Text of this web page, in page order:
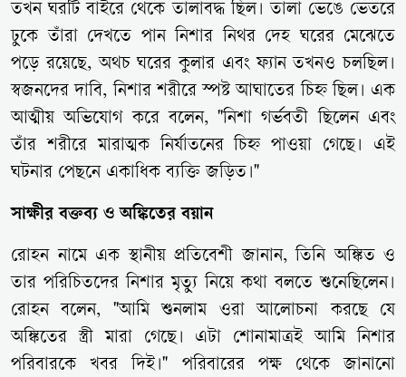
তখন ঘরটি বাইরে থেকে তালাবদ্ধ ছিল। তালা ভেঙে ভেতরে
ঢুকে তাঁরা দেখতে পান নিশার নিথর দেহ ঘরের মেঝেতে
পড়ে রয়েছে, অথচ ঘরের কুলার এবং ফ্যান তখনও চলছিল।
স্বজনদের দাবি, নিশার শরীরে স্পষ্ট আঘাতের চিহ্ন ছিল। এক
আত্মীয় অভিযোগ করে বলেন, "নিশা গর্ভবতী ছিলেন এবং
তাঁর শরীরে মারাত্মক নির্যাতনের চিহ্ন পাওয়া গেছে। এই
ঘটনার পেছনে একাধিক ব্যক্তি জড়িত।"
সাক্ষীর বক্তব্য ও অঙ্কিতের বয়ান
রোহন নামে এক স্থানীয় প্রতিবেশী জানান, তিনি অঙ্কিত ও
তার পরিচিতদের নিশার মৃত্যু নিয়ে কথা বলতে শুনেছিলেন।
রোহন বলেন, "আমি শুনলাম ওরা আলোচনা করছে যে
অঙ্কিতের স্ত্রী মারা গেছে। এটা শোনামাত্রই আমি নিশার
পরিবারকে খবর দিই।" পরিবারের পক্ষ থেকে জানানো